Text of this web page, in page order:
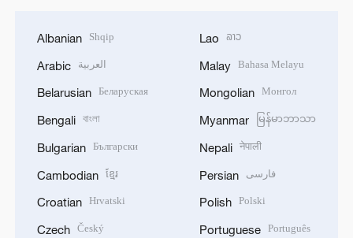
Albanian Shqip
Arabic العربية
Belarusian Беларуская
Bengali বাংলা
Bulgarian Български
Cambodian ខ្មែរ
Croatian Hrvatski
Czech Český
Lao ລາວ
Malay Bahasa Melayu
Mongolian Монгол
Myanmar မြန်မာဘာသာ
Nepali नेपाली
Persian فارسی
Polish Polski
Portuguese Português